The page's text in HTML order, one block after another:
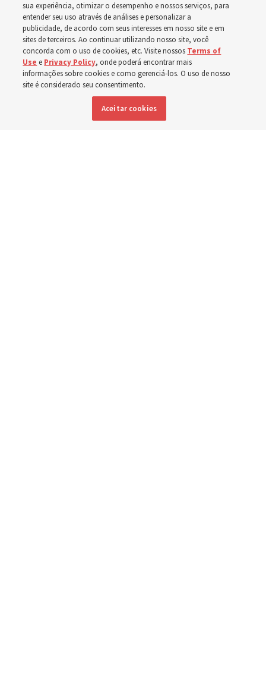
programação dominical
Os vídeos incluem instruções de Élder Bednar, Élder
Kearon e de outros líderes da Igreja
sua experiência, otimizar o desempenho e nossos serviços, para
entender seu uso através de análises e personalizar a
publicidade, de acordo com seus interesses em nosso site e em
sites de terceiros. Ao continuar utilizando nosso site, você
concorda com o uso de cookies, etc. Visite nossos Terms of
Use e Privacy Policy, onde poderá encontrar mais
informações sobre cookies e como gerenciá-los. O uso de nosso
site é considerado seu consentimento.
Aceitar cookies